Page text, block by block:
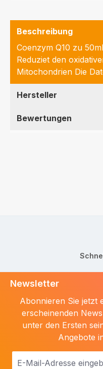
Beschreibung
Coenzym Q10 zu
Reduziet den
Mitochondrien Die
Hersteller
Bewertungen
Newsletter
Abonnieren Sie jetzt
erscheinenden
unter den Ersten
Angebote
E-